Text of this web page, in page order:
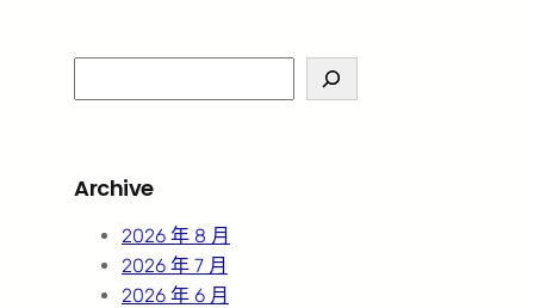
e
c
Archive
2026 年 8 月
2026 年 7 月
2026 年 6 月